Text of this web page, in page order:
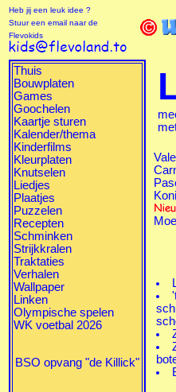
Heb jij een leuk idee ?
Stuur een email naar de
Flevokids
Thuis
Bouwplaten
Games
Goochelen
Kaartje sturen
Kalender/thema
Kinderfilms
Kleurplaten
Knutselen
Liedjes
Plaatjes
Puzzelen
Recepten
Schminken
Strijkkralen
Traktaties
Verhalen
Wallpaper
Linken
Olympische spelen
WK voetbal 2026
BSO opvang "de Killick"